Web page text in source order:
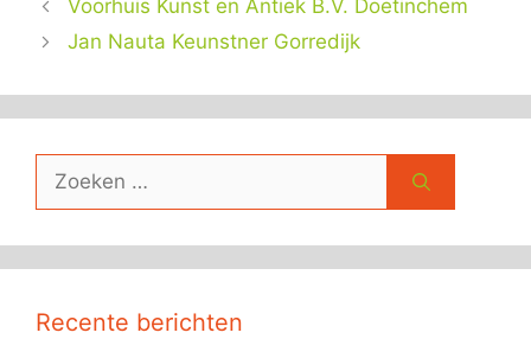
Voorhuis Kunst en Antiek B.V. Doetinchem
Jan Nauta Keunstner Gorredijk
Zoek
Recente berichten